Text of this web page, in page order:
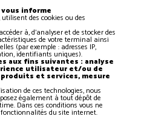
(6/9 ans)
à17h45
vous informe
utilisent des cookies ou des
à, d'analyser et de stocker des
de votre terminal ainsi
(par exemple : adresses IP,
identifiants uniques).
aux fins suivantes : analyse
utilisateur et/ou de
et services, mesure
de ces technologies, nous
également à tout dépôt de
Dans ces conditions vous ne
du site internet.